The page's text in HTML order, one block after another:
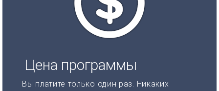
Цена программы
Вы платите только один раз. Никаких